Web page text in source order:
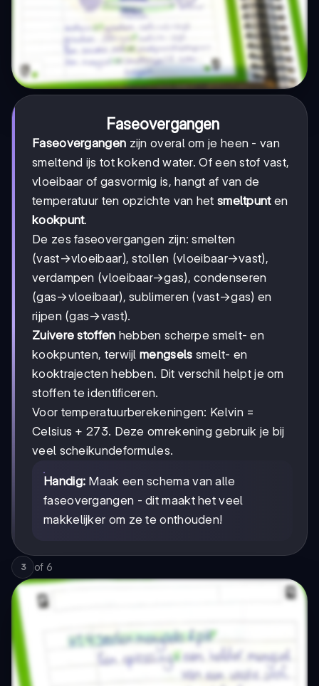
Faseovergangen
Faseovergangen zijn overal om je heen - van
smeltend ijs tot kokend water. Of een stof vast,
vloeibaar of gasvormig is, hangt af van de
temperatuur ten opzichte van het smeltpunten
kookpunt.
De zes faseovergangen zijn: smelten
(vast→vloeibaar), stollen (vloeibaar→vast),
verdampen (vloeibaar→gas), condenseren
(gas→vloeibaar), sublimeren (vast→gas) en
rijpen (gas→vast).
Zuivere stoffen hebben scherpe smelt- en
kookpunten, terwijlmengsels smelt- en
kooktrajecten hebben. Dit verschil helpt je om
stoffen te identificeren.
Voor temperatuurberekeningen: Kelvin =
Celsius + 273. Deze omrekening gebruik je bij
veel scheikundeformules.
Handig: Maak een schema van alle
faseovergangen - dit maakt het veel
makkelijker om ze te onthouden!
3 of 6